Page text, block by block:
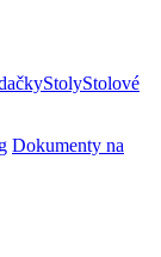
StolyStolové
Dokumenty na